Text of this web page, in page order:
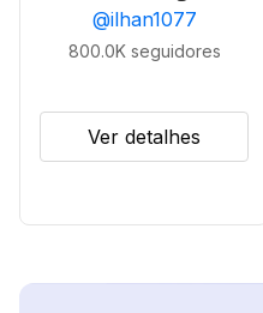
@ilhan1077
800.0K seguidores
Ver detalhes